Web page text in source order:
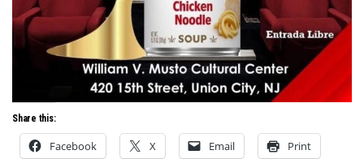
Share this:
Facebook X Email Print